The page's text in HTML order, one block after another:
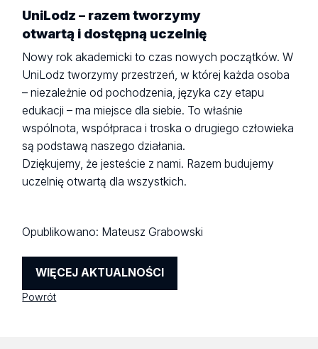
UniLodz – razem tworzymy
otwartą i dostępną uczelnię
Nowy rok akademicki to czas nowych początków. W
UniLodz tworzymy przestrzeń, w której każda osoba
– niezależnie od pochodzenia, języka czy etapu
edukacji – ma miejsce dla siebie. To właśnie
wspólnota, współpraca i troska o drugiego człowieka
są podstawą naszego działania.
Dziękujemy, że jesteście z nami. Razem budujemy
uczelnię otwartą dla wszystkich.
Opublikowano: Mateusz Grabowski
WIĘCEJ AKTUALNOŚCI
Powrót